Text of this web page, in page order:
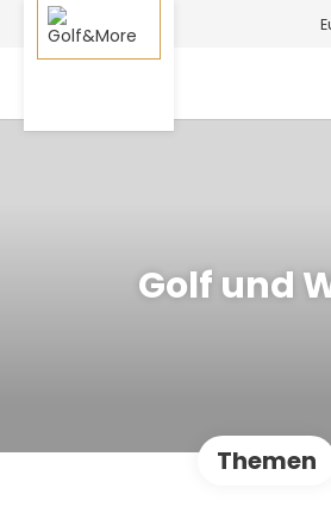
Golf und
Themen